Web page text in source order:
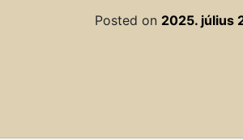
Posted on 2025. július